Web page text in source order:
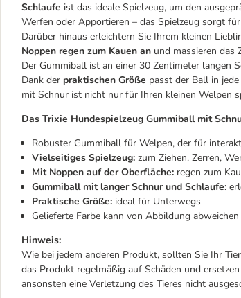
Schlaufe ist das ideale Spielzeug, um den
Werfen oder Apportieren – das Spielzeug sorgt
Darüber hinaus erleichtern Sie Ihrem kleinen
Noppen regen zum Kauen an und massieren das
Der Gummiball ist an einer 30 Zentimeter langen
Dank der praktischen Größe passt der Ball in
mit Schnur ist nicht nur für Ihren kleinen Welpen
Das Trixie Hundespielzeug Gummiball mit
Robuster Gummiball für Welpen, der für
Vielseitiges Spielzeug: zum Ziehen, Zerren,
Mit Noppen auf der Oberfläche: regen zum
Gummiball mit langer Schnur und Schlaufe:
Praktische Größe: ideal für Unterwegs
Gelieferte Farbe kann von Abbildung abweichen
Hinweis:
Wie bei jedem anderen Produkt, sollten Sie Ihr
das Produkt regelmäßig auf Schäden und
ansonsten eine Verletzung des Tieres nicht